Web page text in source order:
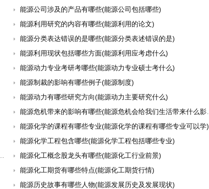
能源公司涉及的产品有哪些(能源公司包括哪些)
能源利用研究的内容有哪些(能源利用的论文)
能源分类表达错误的是哪些(能源分类表述错误的是)
能源利用现状包括哪些方面(能源利用应考虑什么)
能源动力专业考研考哪些(能源动力专业硕士考什么)
能源制裁的影响有哪些例子(能源制度)
能源动力有哪些研究方向(能源动力主要研究什么)
能源危机带来的影响有哪些(能源危机会给我们生活带来什么影响)
能源化学的课程有哪些专业(能源化学的课程有哪些专业可以学)
能源化学工程包含哪些(能源化学工程包括哪些专业)
能源化工概念股龙头有哪些(能源化工行业前景)
能源化工期货有哪些特点(能源化工期货行情)
能源历史故事有哪些人物(能源发展历史及发展现状)